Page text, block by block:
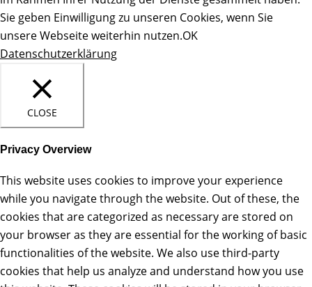
Sie geben Einwilligung zu unseren Cookies, wenn Sie
unsere Webseite weiterhin nutzen.OK
Datenschutzerklärung
CLOSE
Privacy Overview
This website uses cookies to improve your experience
while you navigate through the website. Out of these, the
cookies that are categorized as necessary are stored on
your browser as they are essential for the working of basic
functionalities of the website. We also use third-party
cookies that help us analyze and understand how you use